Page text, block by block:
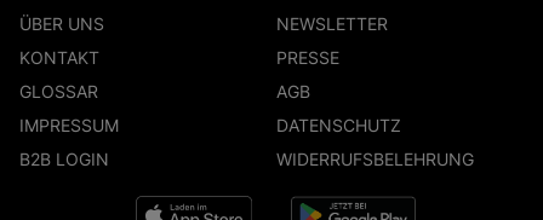
ÜBER UNS
NEWSLETTER
KONTAKT
PRESSE
GLOSSAR
AGB
IMPRESSUM
DATENSCHUTZ
B2B LOGIN
WIDERRUFSBELEHRUNG